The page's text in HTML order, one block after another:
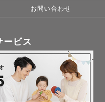
お問い合わせ
ービス